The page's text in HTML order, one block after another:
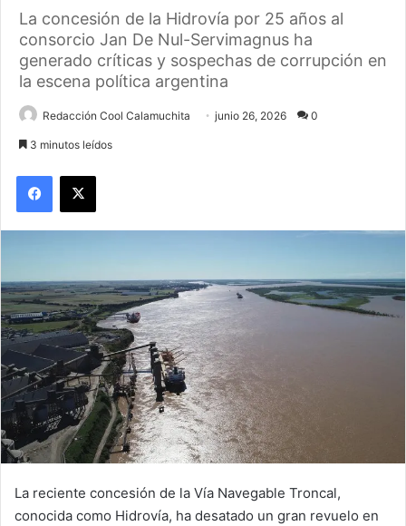
La concesión de la Hidrovía por 25 años al
consorcio Jan De Nul-Servimagnus ha
generado críticas y sospechas de corrupción en
la escena política argentina
Redacción Cool Calamuchita junio 26, 2026 0
3 minutos leídos
Facebook
X
La reciente concesión de la Vía Navegable Troncal,
conocida como Hidrovía, ha desatado un gran revuelo en